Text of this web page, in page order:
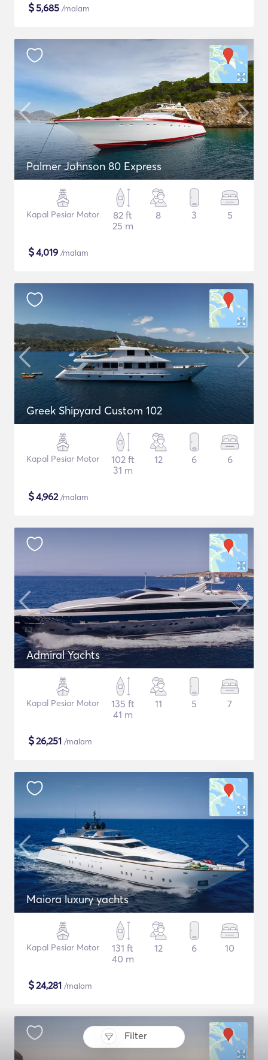
Filter
$5,685 /malam
Palmer Johnson 80 Express
Kapal Pesiar Motor
82 ft
25 m
8 3 5
$4,019 /malam
Greek Shipyard Custom 102
Kapal Pesiar Motor
102 ft
31 m
12 6 6
$4,962/malam
Admiral Yachts
Kapal Pesiar Motor
135 ft
41 m
11 5 7
$26,251 /malam
Maiora luxury yachts
Kapal Pesiar Motor
131 ft
40 m
12 6 10
$24,281 /malam